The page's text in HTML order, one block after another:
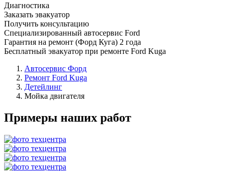
Диагностика
Заказать эвакуатор
Получить консультацию
Специализированный автосервис Ford
Гарантия на ремонт (Форд Куга) 2 года
Бесплатный эвакуатор при ремонте Ford Kuga
Автосервис Форд
Ремонт Ford Kuga
Детейлинг
Мойка двигателя
Примеры наших работ